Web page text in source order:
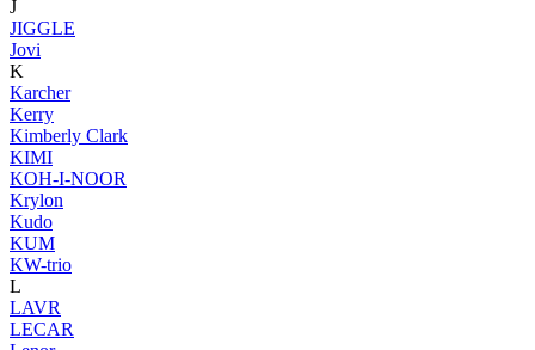
J
JIGGLE
Jovi
K
Karcher
Kerry
Kimberly Clark
KIMI
KOH-I-NOOR
Krylon
Kudo
KUM
KW-trio
L
LAVR
LECAR